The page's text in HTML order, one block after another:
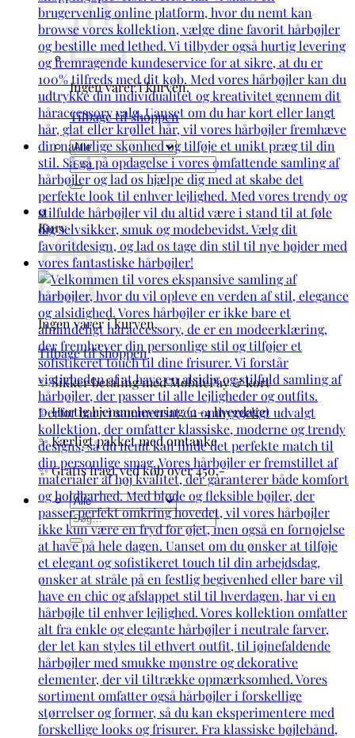
Ingen varer i kurven.
Tilbage til shoppen
Søg
efter:
0
Kurv
Ingen varer i kurven.
Tilbage til shoppen
✨ Sikker betaling med MobilePay & kort
✨ Hurtig hjemmelevering (2–4 hverdage)
✨ Kærligt pakket med omtanke
✨ Gratis fragt ved køb over 450,-
Søg
efter: